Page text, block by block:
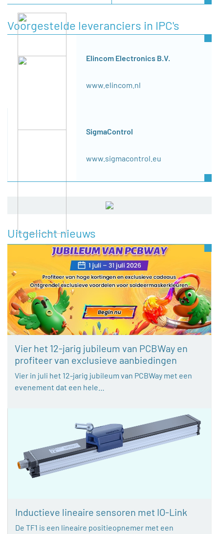
Voorgestelde leveranciers in IPC's
Elincom Electronics B.V.
www.elincom.nl
SigmaControl
www.sigmacontrol.eu
Uitgelicht nieuws
Vier het 12-jarig jubileum van PCBWay en
profiteer van exclusieve aanbiedingen
Vier in juli het 12-jarig jubileum van PCBWay met een
evenement dat een hele…
Inductieve lineaire sensoren met IO-Link
De TF1 is een lineaire positieopnemer met een